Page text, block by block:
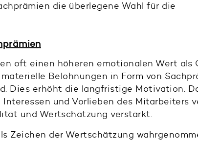
die überlegene Wahl für die
oft einen höheren emotionalen Wert als
Belohnungen in Form von
Dies erhöht die langfristige Motivation.
und Vorlieben des Mitarbeiters
und Wertschätzung verstärkt.
Zeichen der Wertschätzung